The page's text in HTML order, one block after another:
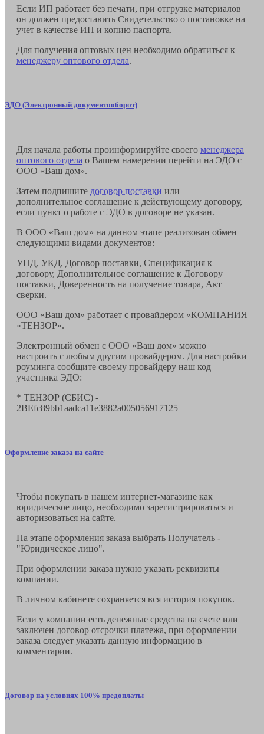
Если ИП работает без печати, при отгрузке материалов
он должен предоставить Свидетельство о постановке на
учет в качестве ИП и копию паспорта.
Для получения оптовых цен необходимо обратиться к
менеджеру оптового отдела.
ЭДО (Электронный документооборот)
Для начала работы проинформируйте своего менеджера
оптового отдела о Вашем намерении перейти на ЭДО с
ООО «Ваш дом».
Затем подпишите договор поставки или
дополнительное соглашение к действующему договору,
если пункт о работе с ЭДО в договоре не указан.
В ООО «Ваш дом» на данном этапе реализован обмен
следующими видами документов:
УПД, УКД, Договор поставки, Спецификация к
договору, Дополнительное соглашение к Договору
поставки, Доверенность на получение товара, Акт
сверки.
ООО «Ваш дом» работает с провайдером «КОМПАНИЯ
«ТЕНЗОР».
Электронный обмен с ООО «Ваш дом» можно
настроить с любым другим провайдером. Для настройки
роуминга сообщите своему провайдеру наш код
участника ЭДО:
* ТЕНЗОР (СБИС) -
2BEfc89bb1aadca11e3882a005056917125
Оформление заказа на сайте
Чтобы покупать в нашем интернет-магазине как
юридическое лицо, необходимо зарегистрироваться и
авторизоваться на сайте.
На этапе оформления заказа выбрать Получатель -
"Юридическое лицо".
При оформлении заказа нужно указать реквизиты
компании.
В личном кабинете сохраняется вся история покупок.
Если у компании есть денежные средства на счете или
заключен договор отсрочки платежа, при оформлении
заказа следует указать данную информацию в
комментарии.
Договор на условиях 100% предоплаты